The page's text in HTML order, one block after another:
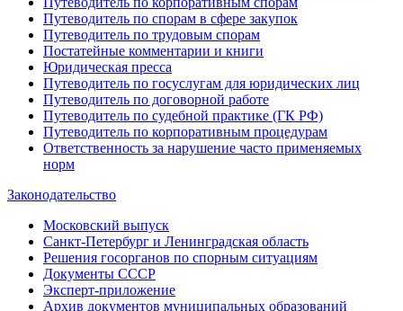
Путеводитель по спорам в сфере закупок
Путеводитель по трудовым спорам
Постатейные комментарии и книги
Юридическая пресса
Путеводитель по госуслугам для юридических лиц
Путеводитель по договорной работе
Путеводитель по судебной практике (ГК РФ)
Путеводитель по корпоративным процедурам
Ответственность за нарушение часто применяемых
норм
Законодательство
Московский выпуск
Санкт-Петербург и Ленинградская область
Решения госорганов по спорным ситуациям
Документы СССР
Эксперт-приложение
Архив документов муниципальных образований